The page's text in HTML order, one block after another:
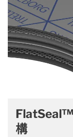
FlatSeal™
構